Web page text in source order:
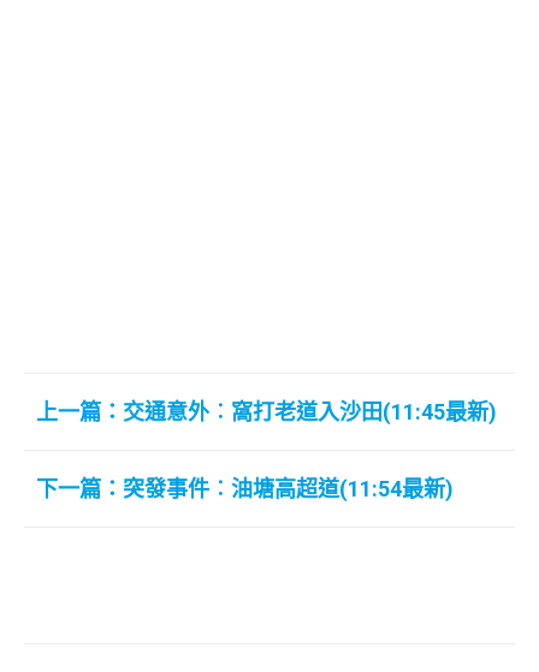
上一篇：交通意外︰窩打老道入沙田(11:45最新)
下一篇：突發事件︰油塘高超道(11:54最新)